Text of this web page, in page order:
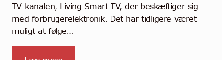
TV-kanalen, Living Smart TV, der beskæftiger sig
med forbrugerelektronik. Det har tidligere været
muligt at følge…